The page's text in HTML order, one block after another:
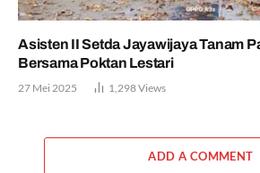
Asisten II Setda Jayawijaya Tanam
Bersama Poktan Lestari
27 Mei 2025 1,298Views
ADD A COMMENT